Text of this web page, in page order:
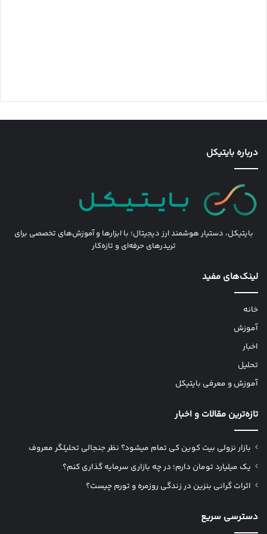
درباره بایتیکل
بایتیکل، دستیار هوشمند ارز دیجیتال؛ با ابزارها و آموزش‌های تخصصی برای
تریدرهای حرفه‌ای و تازه‌کار
لینک‌های مفید
خانه
آموزش
اخبار
تحلیل
آموزش و معرفی بایتیکل
تازه‌ترین مقالات و اخبار
بازار نزولی بیت کوین کی تمام میشود؟ نظر جنجالی تحلیلگر معروف
یک میلیارد تومان دارم؛ در چه بازاری سرمایه گذاری کنم؟
اثرات گرانی بنزین در زندگی روزمره و تورم چیست؟
دسترسی سریع